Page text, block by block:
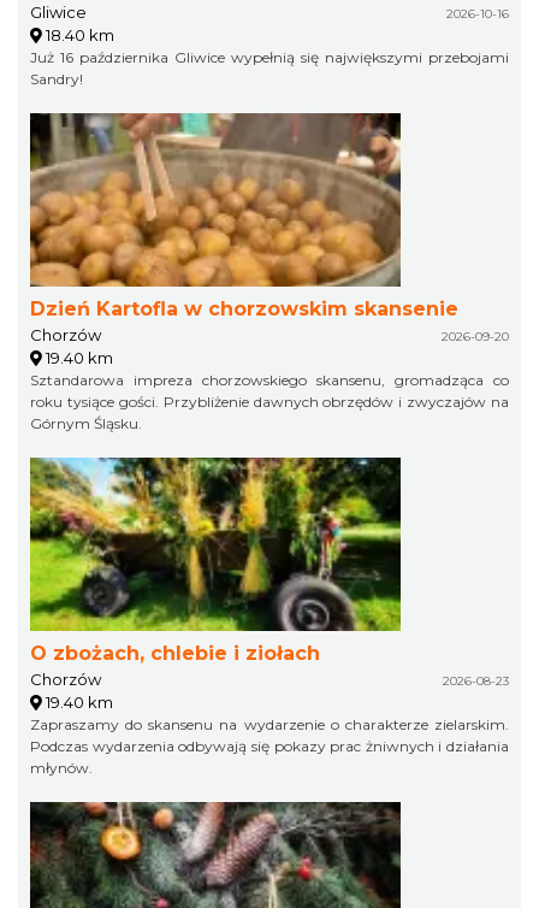
Gliwice 2026-10-16
18.40 km
Już 16 października Gliwice wypełnią się największymi przebojami
Sandry!
Dzień Kartofla w chorzowskim skansenie
Chorzów 2026-09-20
19.40 km
Sztandarowa impreza chorzowskiego skansenu, gromadząca co
roku tysiące gości. Przybliżenie dawnych obrzędów i zwyczajów na
Górnym Śląsku.
O zbożach, chlebie i ziołach
Chorzów 2026-08-23
19.40 km
Zapraszamy do skansenu na wydarzenie o charakterze zielarskim.
Podczas wydarzenia odbywają się pokazy prac żniwnych i działania
młynów.